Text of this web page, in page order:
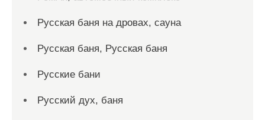
Русская баня на дровах, сауна
Русская баня, Русская баня
Русские бани
Русский дух, баня